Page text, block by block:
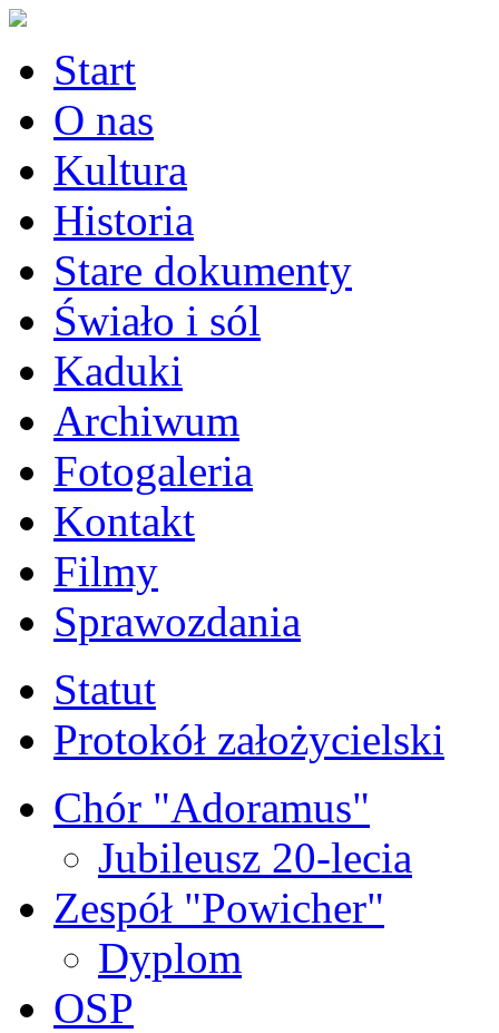
Start
O nas
Kultura
Historia
Stare dokumenty
Świało i sól
Kaduki
Archiwum
Fotogaleria
Kontakt
Filmy
Sprawozdania
Statut
Protokół założycielski
Chór "Adoramus"
Jubileusz 20-lecia
Zespół "Powicher"
Dyplom
OSP